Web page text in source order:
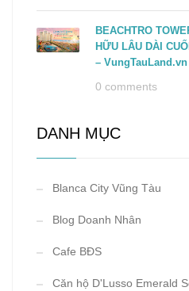
BEACHTRO
HỮU LÂU DÀI
– VungTauLand.vn
0 comments
DANH MỤC
Blanca City Vũng Tàu
Blog Doanh Nhân
Cafe BĐS
Căn hộ D'Lusso Emerald